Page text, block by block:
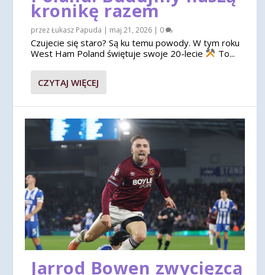
kronikę razem
przezŁukasz Papuda | maj 21, 2026 | 0
Czujecie się staro? Są ku temu powody. W tym roku
West Ham Poland świętuje swoje 20-lecie
To...
CZYTAJ WIĘCEJ
Jarrod Bowen zwycięzcą